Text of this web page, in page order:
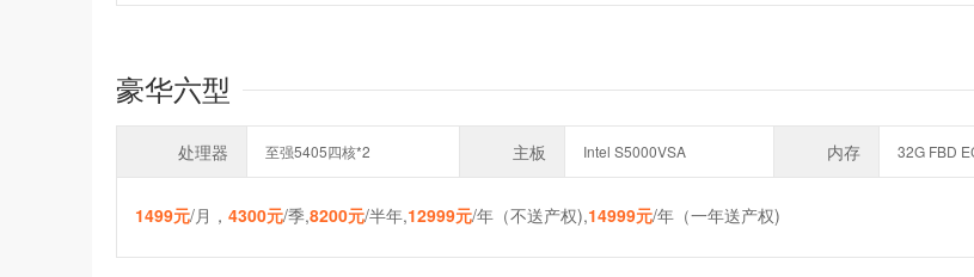
豪华六型
处理器 至强5405四核*2 主板 Intel S5000VSA 内存 32G FBD
1499元/月， 4300元/季,8200元/半年,12999元/年（不送产权),14999元/年（一年送产权)